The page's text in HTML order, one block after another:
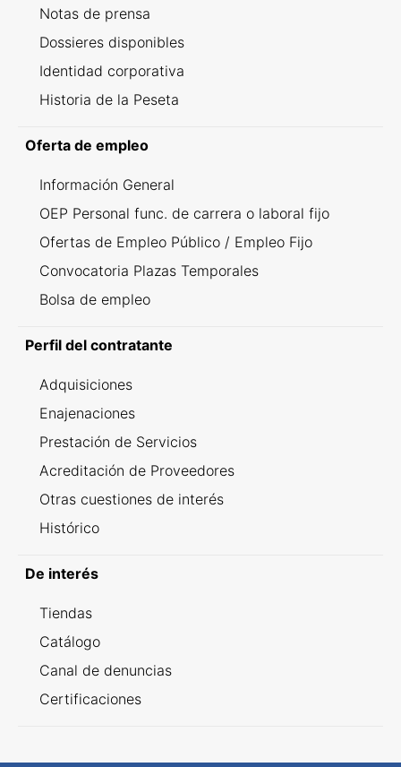
Notas de prensa
Dossieres disponibles
Identidad corporativa
Historia de la Peseta
Oferta de empleo
Información General
OEP Personal func. de carrera o laboral fijo
Ofertas de Empleo Público / Empleo Fijo
Convocatoria Plazas Temporales
Bolsa de empleo
Perfil del contratante
Adquisiciones
Enajenaciones
Prestación de Servicios
Acreditación de Proveedores
Otras cuestiones de interés
Histórico
De interés
Tiendas
Catálogo
Canal de denuncias
Certificaciones